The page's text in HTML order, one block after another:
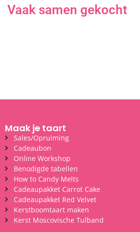
Vaak samen gekocht
Maak je taart
Sales/Opruiming
Cadeaubon
Online Workshop
Benodigde tabellen
How to Candy Melts
Cadeaupakket Carrot Cake
Cadeaupakket Red Velvet
Kerstboomtaart maken
Kerst Moscovische Tulband